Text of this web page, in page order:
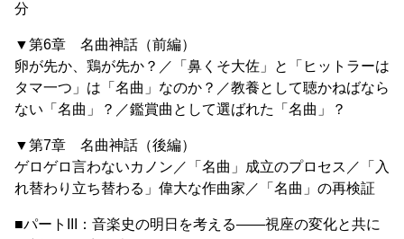
分
▼第6章 名曲神話（前編）
卵が先か、鶏が先か？／「鼻くそ大佐」と「ヒットラーは
タマ一つ」は「名曲」なのか？／教養として聴かねばなら
ない「名曲」？／鑑賞曲として選ばれた「名曲」？
▼第7章 名曲神話（後編）
ゲロゲロ言わないカノン／「名曲」成立のプロセス／「入
れ替わり立ち替わる」偉大な作曲家／「名曲」の再検証
■パートIII：音楽史の明日を考える――視座の変化と共に